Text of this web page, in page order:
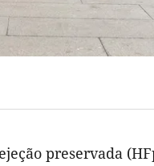
preservada